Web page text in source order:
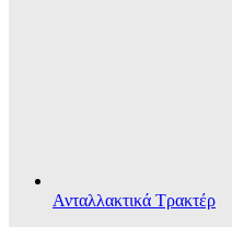
Ανταλλακτικά Τρακτέρ